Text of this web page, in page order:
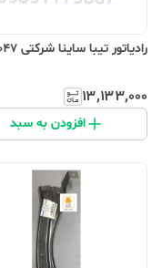
رادیاتور تیبا ساینا شرکتی 100047
۱۳٬۱۳۳٬۰۰۰
افزودن به سبد